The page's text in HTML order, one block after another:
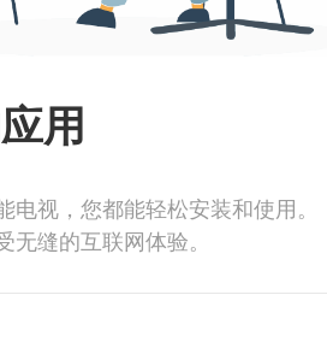
用
视，您都能轻松安装和使用。
缝的互联网体验。